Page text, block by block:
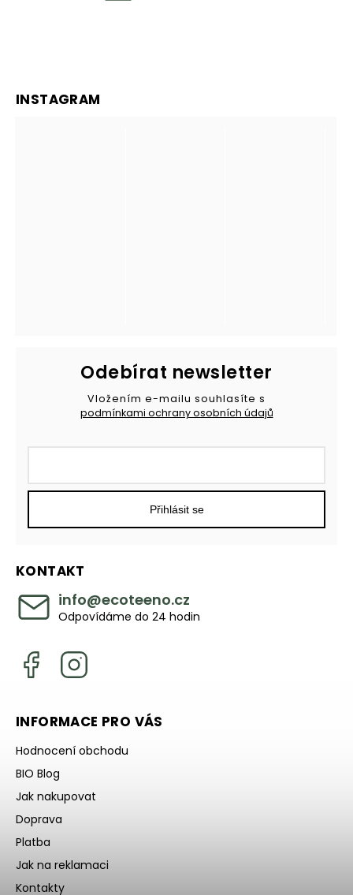
INSTAGRAM
KONTAKT
info@ecoteeno.cz
Odpovídáme do 24 hodin
Odebírat newsletter
Vložením e-mailu souhlasíte s
podmínkami ochrany osobních údajů
Přihlásit se
INFORMACE PRO VÁS
Hodnocení obchodu
BIO Blog
Jak nakupovat
Doprava
Platba
Jak na reklamaci
Kontakty